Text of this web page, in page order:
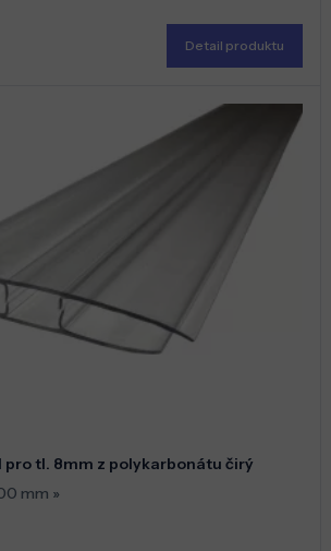
Detail produktu
pro tl. 8mm z polykarbonátu čirý
mm »